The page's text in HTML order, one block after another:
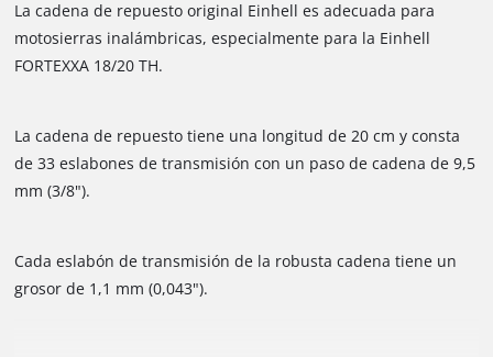
La cadena de repuesto original Einhell es adecuada para
motosierras inalámbricas, especialmente para la Einhell
FORTEXXA 18/20 TH.
La cadena de repuesto tiene una longitud de 20 cm y consta
de 33 eslabones de transmisión con un paso de cadena de 9,5
mm (3/8").
Cada eslabón de transmisión de la robusta cadena tiene un
grosor de 1,1 mm (0,043").